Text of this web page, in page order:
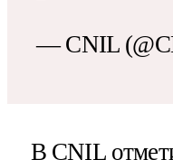
— CNIL
В CNIL